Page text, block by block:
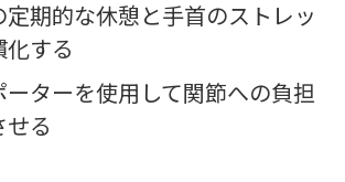
定期的な休憩と手首のストレッ
する
ーターを使用して関節への負担
せる